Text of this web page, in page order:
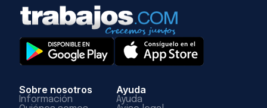
Sobre nosotros
Información
Ayuda
Ayuda